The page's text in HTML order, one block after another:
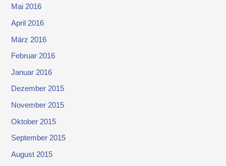
Mai 2016
April 2016
März 2016
Februar 2016
Januar 2016
Dezember 2015
November 2015
Oktober 2015
September 2015
August 2015